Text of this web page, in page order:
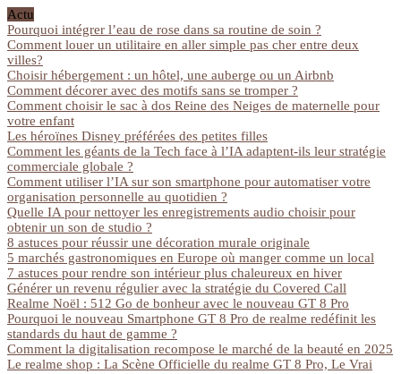
Actu
Pourquoi intégrer l’eau de rose dans sa routine de soin ?
Comment louer un utilitaire en aller simple pas cher entre deux
villes?
Choisir hébergement : un hôtel, une auberge ou un Airbnb
Comment décorer avec des motifs sans se tromper ?
Comment choisir le sac à dos Reine des Neiges de maternelle pour
votre enfant
Les héroïnes Disney préférées des petites filles
Comment les géants de la Tech face à l’IA adaptent-ils leur stratégie
commerciale globale ?
Comment utiliser l’IA sur son smartphone pour automatiser votre
organisation personnelle au quotidien ?
Quelle IA pour nettoyer les enregistrements audio choisir pour
obtenir un son de studio ?
8 astuces pour réussir une décoration murale originale
5 marchés gastronomiques en Europe où manger comme un local
7 astuces pour rendre son intérieur plus chaleureux en hiver
Générer un revenu régulier avec la stratégie du Covered Call
Realme Noël : 512 Go de bonheur avec le nouveau GT 8 Pro
Pourquoi le nouveau Smartphone GT 8 Pro de realme redéfinit les
standards du haut de gamme ?
Comment la digitalisation recompose le marché de la beauté en 2025
Le realme shop : La Scène Officielle du realme GT 8 Pro, Le Vrai